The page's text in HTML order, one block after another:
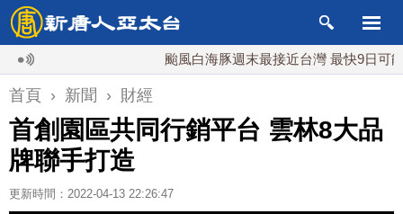
颱風白海豚週末最接近台灣 最快9日可能登陸
首頁 › 新聞 › 財經
首創園區共同行銷平台 雲林8大品
牌聯手打造
更新時間：2022-04-13 22:26:47